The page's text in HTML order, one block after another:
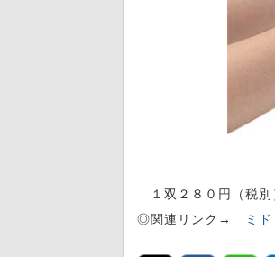
１双２８０円（税別
◎関連リンク→
ミ